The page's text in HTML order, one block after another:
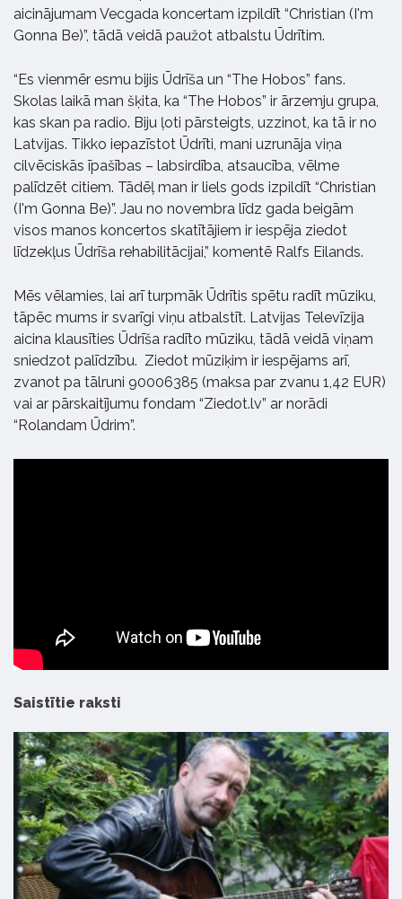
aicinājumam Vecgada koncertam izpildīt “Christian (I'm
Gonna Be)”, tādā veidā paužot atbalstu Ūdrītim.
“Es vienmēr esmu bijis Ūdrīša un “The Hobos” fans.
Skolas laikā man šķita, ka “The Hobos” ir ārzemju grupa,
kas skan pa radio. Biju ļoti pārsteigts, uzzinot, ka tā ir no
Latvijas. Tikko iepazīstot Ūdrīti, mani uzrunāja viņa
cilvēciskās īpašības – labsirdība, atsaucība, vēlme
palīdzēt citiem. Tādēļ man ir liels gods izpildīt “Christian
(I'm Gonna Be)”. Jau no novembra līdz gada beigām
visos manos koncertos skatītājiem ir iespēja ziedot
līdzekļus Ūdrīša rehabilitācijai,” komentē Ralfs Eilands.
Mēs vēlamies, lai arī turpmāk Ūdrītis spētu radīt mūziku,
tāpēc mums ir svarīgi viņu atbalstīt. Latvijas Televīzija
aicina klausīties Ūdrīša radīto mūziku, tādā veidā viņam
sniedzot palīdzību. Ziedot mūziķim ir iespējams arī,
zvanot pa tālruni 90006385 (maksa par zvanu 1,42 EUR)
vai ar pārskaitījumu fondam “Ziedot.lv” ar norādi
“Rolandam Ūdrim”.
Saistītie raksti